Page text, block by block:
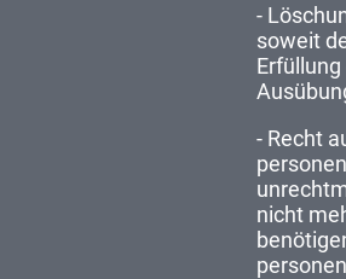
-
soweit
- Recht
nicht